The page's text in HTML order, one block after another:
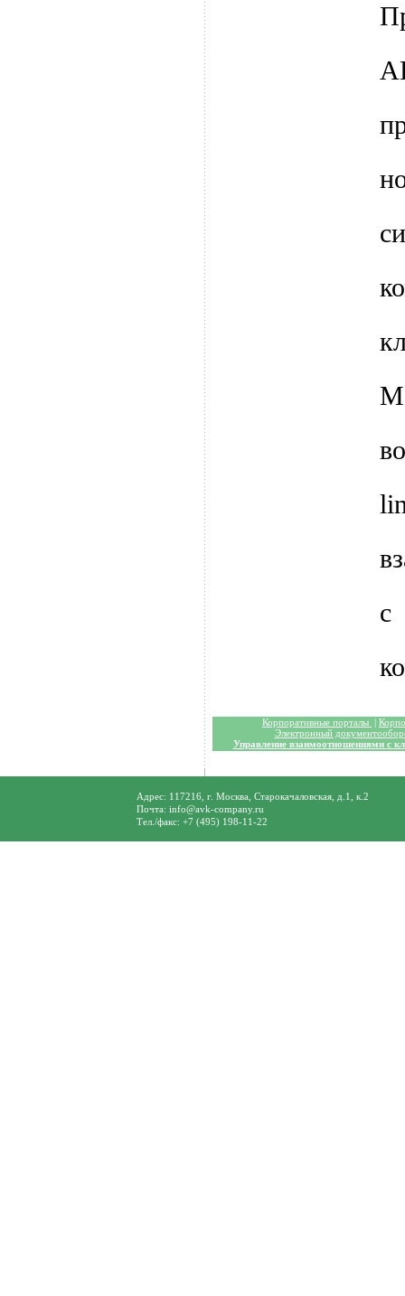
с
Корпоративные порталы |
Электронный
Управление взаимоотношениями с
Адрес: 117216, г. Москва, Старокачаловская, д.1, к.2
Почта: info@avk-company.ru
Тел./факс: +7 (495) 198-11-22